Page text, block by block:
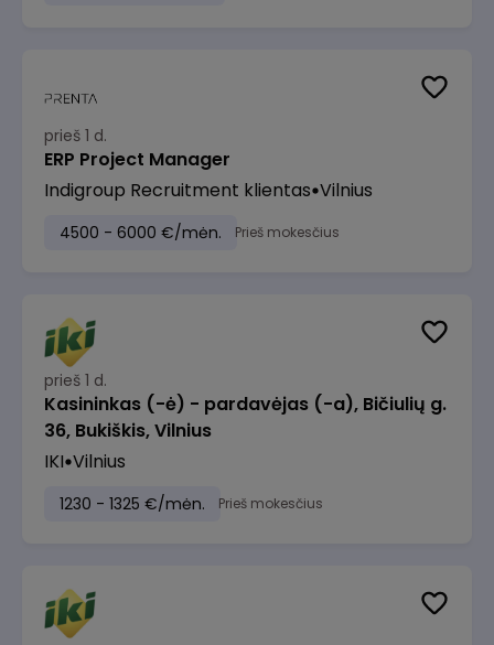
prieš 1 d.
ERP Project Manager
Indigroup Recruitment klientas Vilnius
4500 - 6000 €/mėn. Prieš mokesčius
prieš 1 d.
Kasininkas (-ė) - pardavėjas (-a), Bičiulių g.
36, Bukiškis, Vilnius
IKI Vilnius
1230 - 1325 €/mėn. Prieš mokesčius